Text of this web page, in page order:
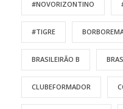
#NOVORIZONTINO
#TIGRE
BRASILEIRÃO B
CLUBEFORMADOR